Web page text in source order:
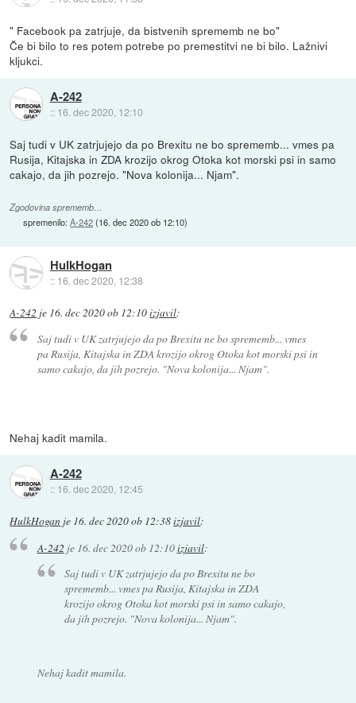
" Facebook pa zatrjuje, da bistvenih sprememb ne bo"
Če bi bilo to res potem potrebe po premestitvi ne bi bilo. Lažnivi
kljukci.
A-242
:: 16. dec 2020, 12:10
Saj tudi v UK zatrjujejo da po Brexitu ne bo sprememb... vmes pa
Rusija, Kitajska in ZDA krozijo okrog Otoka kot morski psi in samo
cakajo, da jih pozrejo. "Nova kolonija... Njam".
Zgodovina sprememb…
spremenilo:A-242(16. dec 2020 ob 12:10)
HulkHogan
:: 16. dec 2020, 12:38
A-242 je 16. dec 2020 ob 12:10izjavil:
Saj tudi v UK zatrjujejo da po Brexitu ne bo sprememb... vmes
pa Rusija, Kitajska in ZDA krozijo okrog Otoka kot morski psi in
samo cakajo, da jih pozrejo. "Nova kolonija... Njam".
Nehaj kadit mamila.
A-242
:: 16. dec 2020, 12:45
HulkHogan je 16. dec 2020 ob 12:38izjavil:
A-242je 16. dec 2020 ob 12:10izjavil:
Saj tudi v UK zatrjujejo da po Brexitu ne bo
sprememb... vmes pa Rusija, Kitajska in ZDA
krozijo okrog Otoka kot morski psi in samo cakajo,
da jih pozrejo. "Nova kolonija... Njam".
Nehaj kadit mamila.